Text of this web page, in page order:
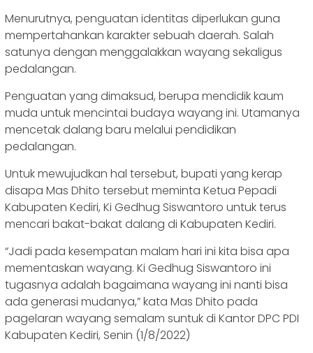
Menurutnya, penguatan identitas diperlukan guna
mempertahankan karakter sebuah daerah. Salah
satunya dengan menggalakkan wayang sekaligus
pedalangan.
Penguatan yang dimaksud, berupa mendidik kaum
muda untuk mencintai budaya wayang ini. Utamanya
mencetak dalang baru melalui pendidikan
pedalangan.
Untuk mewujudkan hal tersebut, bupati yang kerap
disapa Mas Dhito tersebut meminta Ketua Pepadi
Kabupaten Kediri, Ki Gedhug Siswantoro untuk terus
mencari bakat-bakat dalang di Kabupaten Kediri.
“Jadi pada kesempatan malam hari ini kita bisa apa
mementaskan wayang. Ki Gedhug Siswantoro ini
tugasnya adalah bagaimana wayang ini nanti bisa
ada generasi mudanya,” kata Mas Dhito pada
pagelaran wayang semalam suntuk di Kantor DPC PDI
Kabupaten Kediri, Senin (1/8/2022)